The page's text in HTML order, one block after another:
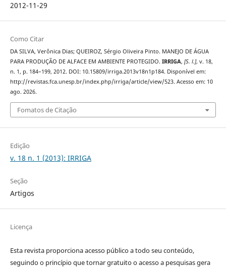
2012-11-29
Como Citar
DA SILVA, Verônica Dias; QUEIROZ, Sérgio Oliveira Pinto. MANEJO DE ÁGUA
PARA PRODUÇÃO DE ALFACE EM AMBIENTE PROTEGIDO. IRRIGA, [S. l.], v. 18,
n. 1, p. 184–199, 2012. DOI: 10.15809/irriga.2013v18n1p184. Disponível em:
http://revistas.fca.unesp.br/index.php/irriga/article/view/523. Acesso em: 10
ago. 2026.
Fomatos de Citação
Edição
v. 18 n. 1 (2013): IRRIGA
Seção
Artigos
Licença
Esta revista proporciona acesso público a todo seu conteúdo,
seguindo o princípio que tornar gratuito o acesso a pesquisas gera